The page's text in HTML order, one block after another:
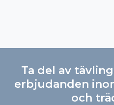
Ta del av
erbjudanden
och